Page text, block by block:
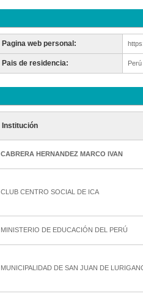
Pagina web personal:
Pais de residencia: Perú
Institución
CABRERA HERNANDEZ MARCO IVAN
CLUB CENTRO SOCIAL DE ICA
MINISTERIO DE EDUCACIÓN DEL PERÚ
MUNICIPALIDAD DE SAN JUAN DE